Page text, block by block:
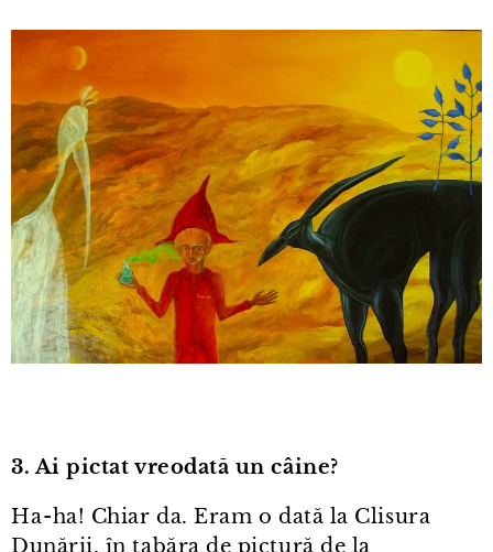
3. Ai pictat vreodată un câine?
Ha⁠-⁠ha! Chiar da. Eram o dată la Clisura
Dunării, în tabăra de pictură de la